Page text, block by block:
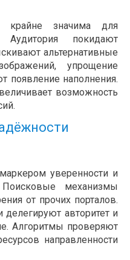
крайне значима для
Аудитория покидают
альтернативные
упрощение
появление наполнения.
возможность
уверенности и
Поисковые механизмы
от прочих порталов.
авторитет и
Алгоритмы проверяют
направленности